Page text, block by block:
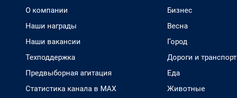
О компании
Наши награды
Наши вакансии
Техподдержка
Предвыборная агитация
Статистика канала в MAX
Бизнес
Весна
Город
Дороги и транспорт
Еда
Животные